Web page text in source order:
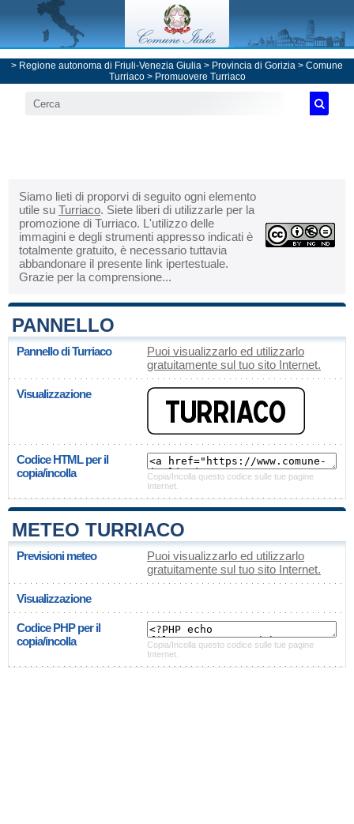
> Regione autonoma di Friuli-Venezia Giulia > Provincia di Gorizia > Comune
Turriaco> Promuovere Turriaco
Siamo lieti di proporvi di seguito ogni elemento
utile su Turriaco. Siete liberi di utilizzarle per la
promozione di Turriaco. L'utilizzo delle
immagini e degli strumenti appresso indicati è
totalmente gratuito, è necessario tuttavia
abbandonare il presente link ipertestuale.
Grazie per la comprensione...
PANNELLO
Pannello di Turriaco
Puoi visualizzarlo ed utilizzarlo
gratuitamente sul tuo sito Internet.
Visualizzazione
Codice HTML per il
copia/incolla
Copia/Incolla questo codice sulle tue pagine
Internet.
METEO TURRIACO
Previsioni meteo
Puoi visualizzarlo ed utilizzarlo
gratuitamente sul tuo sito Internet.
Visualizzazione
Codice PHP per il
copia/incolla
Copia/Incolla questo codice sulle tue pagine
Internet.